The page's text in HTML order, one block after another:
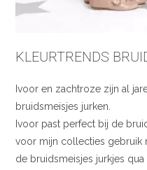
KLEURTRENDS
Ivoor en zachtroze zijn al
bruidsmeisjes jurken.
Ivoor past perfect bij de
voor mijn collecties gebruik
de bruidsmeisjes jurkjes